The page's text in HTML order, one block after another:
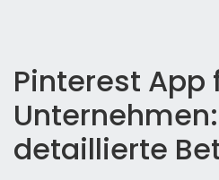
Pinterest App
detaillierte